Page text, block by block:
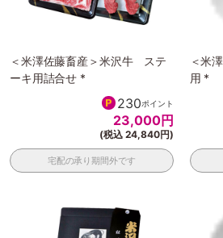
＜米澤佐藤畜産＞米沢牛 ステ
ーキ用詰合せ *
230ポイント
23,000円
(税込 24,840円)
宅配の承り期間外です
＜米
用 *